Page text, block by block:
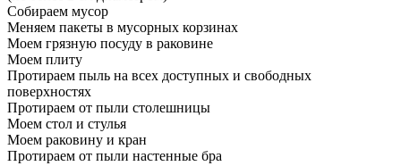
Собираем мусор
Меняем пакеты в мусорных корзинах
Моем грязную посуду в раковине
Моем плиту
Протираем пыль на всех доступных и свободных
поверхностях
Протираем от пыли столешницы
Моем стол и стулья
Моем раковину и кран
Протираем от пыли настенные бра